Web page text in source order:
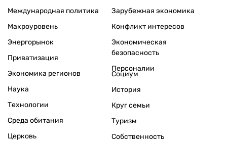
Международная политика
Макроуровень
Энергорынок
Приватизация
Экономика регионов
Зарубежная экономика
Конфликт интересов
Экономическая
безопасность
Персоналии
Наука
Технологии
Среда обитания
Церковь
Социум
История
Круг семьи
Туризм
Собственность